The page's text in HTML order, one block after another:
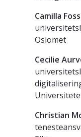
Camilla Foss
Oslomet
Cecilie
Christian